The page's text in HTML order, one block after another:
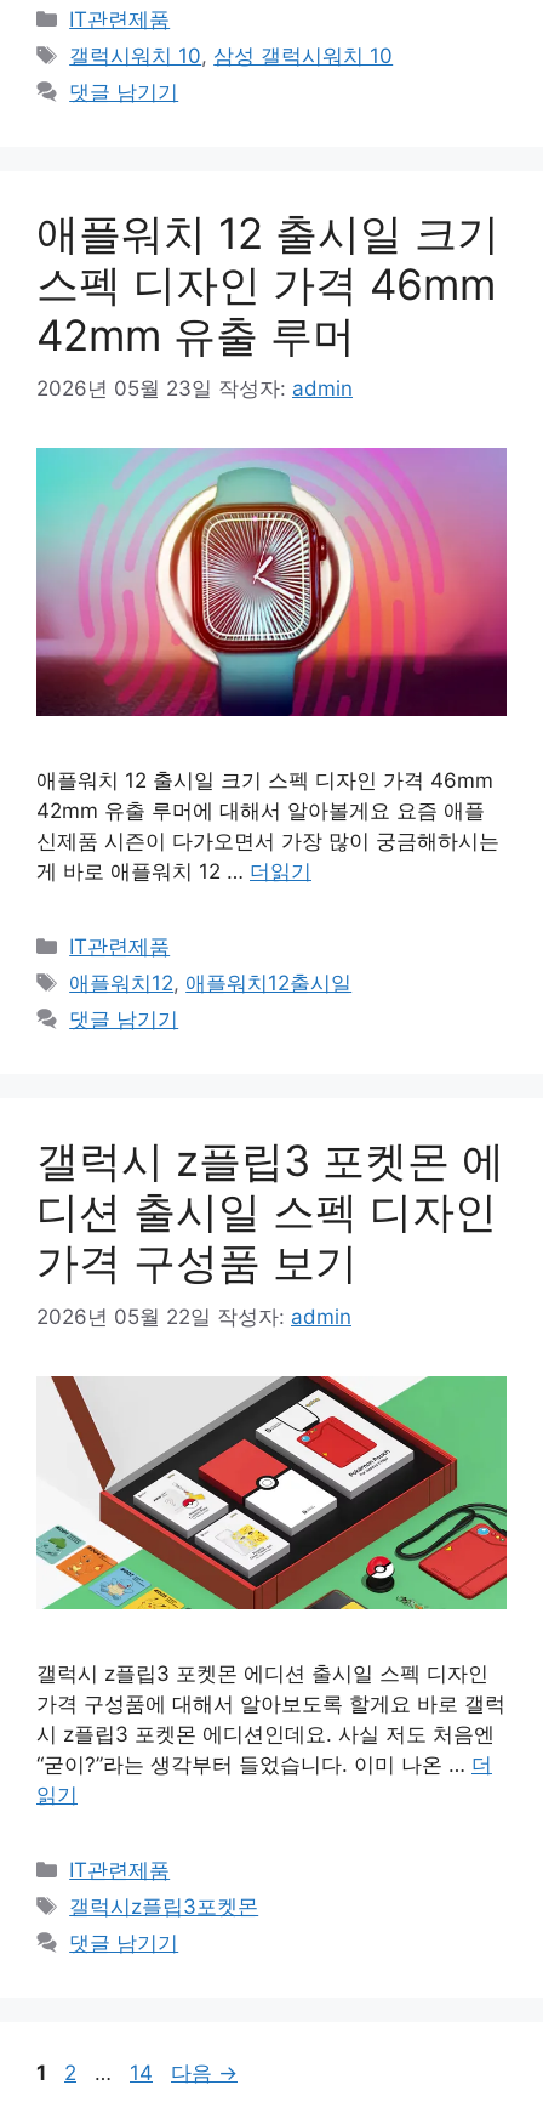
카
테
리
IT관련제품
태
그
갤럭시워치 10, 삼성 갤럭시워치 10
댓글 남기기
애플워치 12 출시일 크기
스펙 디자인 가격 46mm
42mm 유출 루머
2026년 05월 23일 작성자: admin
애플워치 12 출시일 크기 스펙 디자인 가격 46mm
42mm 유출 루머에 대해서 알아볼게요 요즘 애플
신제품 시즌이 다가오면서 가장 많이 궁금해하시는
게 바로 애플워치 12 … 더읽기
카
테
리
IT관련제품
태
그
애플워치12, 애플워치12출시일
댓글 남기기
갤럭시 z플립3 포켓몬 에
디션 출시일 스펙 디자인
가격 구성품 보기
2026년 05월 22일 작성자: admin
갤럭시 z플립3 포켓몬 에디션 출시일 스펙 디자인
가격 구성품에 대해서 알아보도록 할게요 바로 갤럭
시 z플립3 포켓몬 에디션인데요. 사실 저도 처음엔
“굳이?”라는 생각부터 들었습니다. 이미 나온 … 더
읽기
카
테
리
IT관련제품
태
그
갤럭시z플립3포켓몬
댓글 남기기
페
1
페
2 …
페
14 다음 →